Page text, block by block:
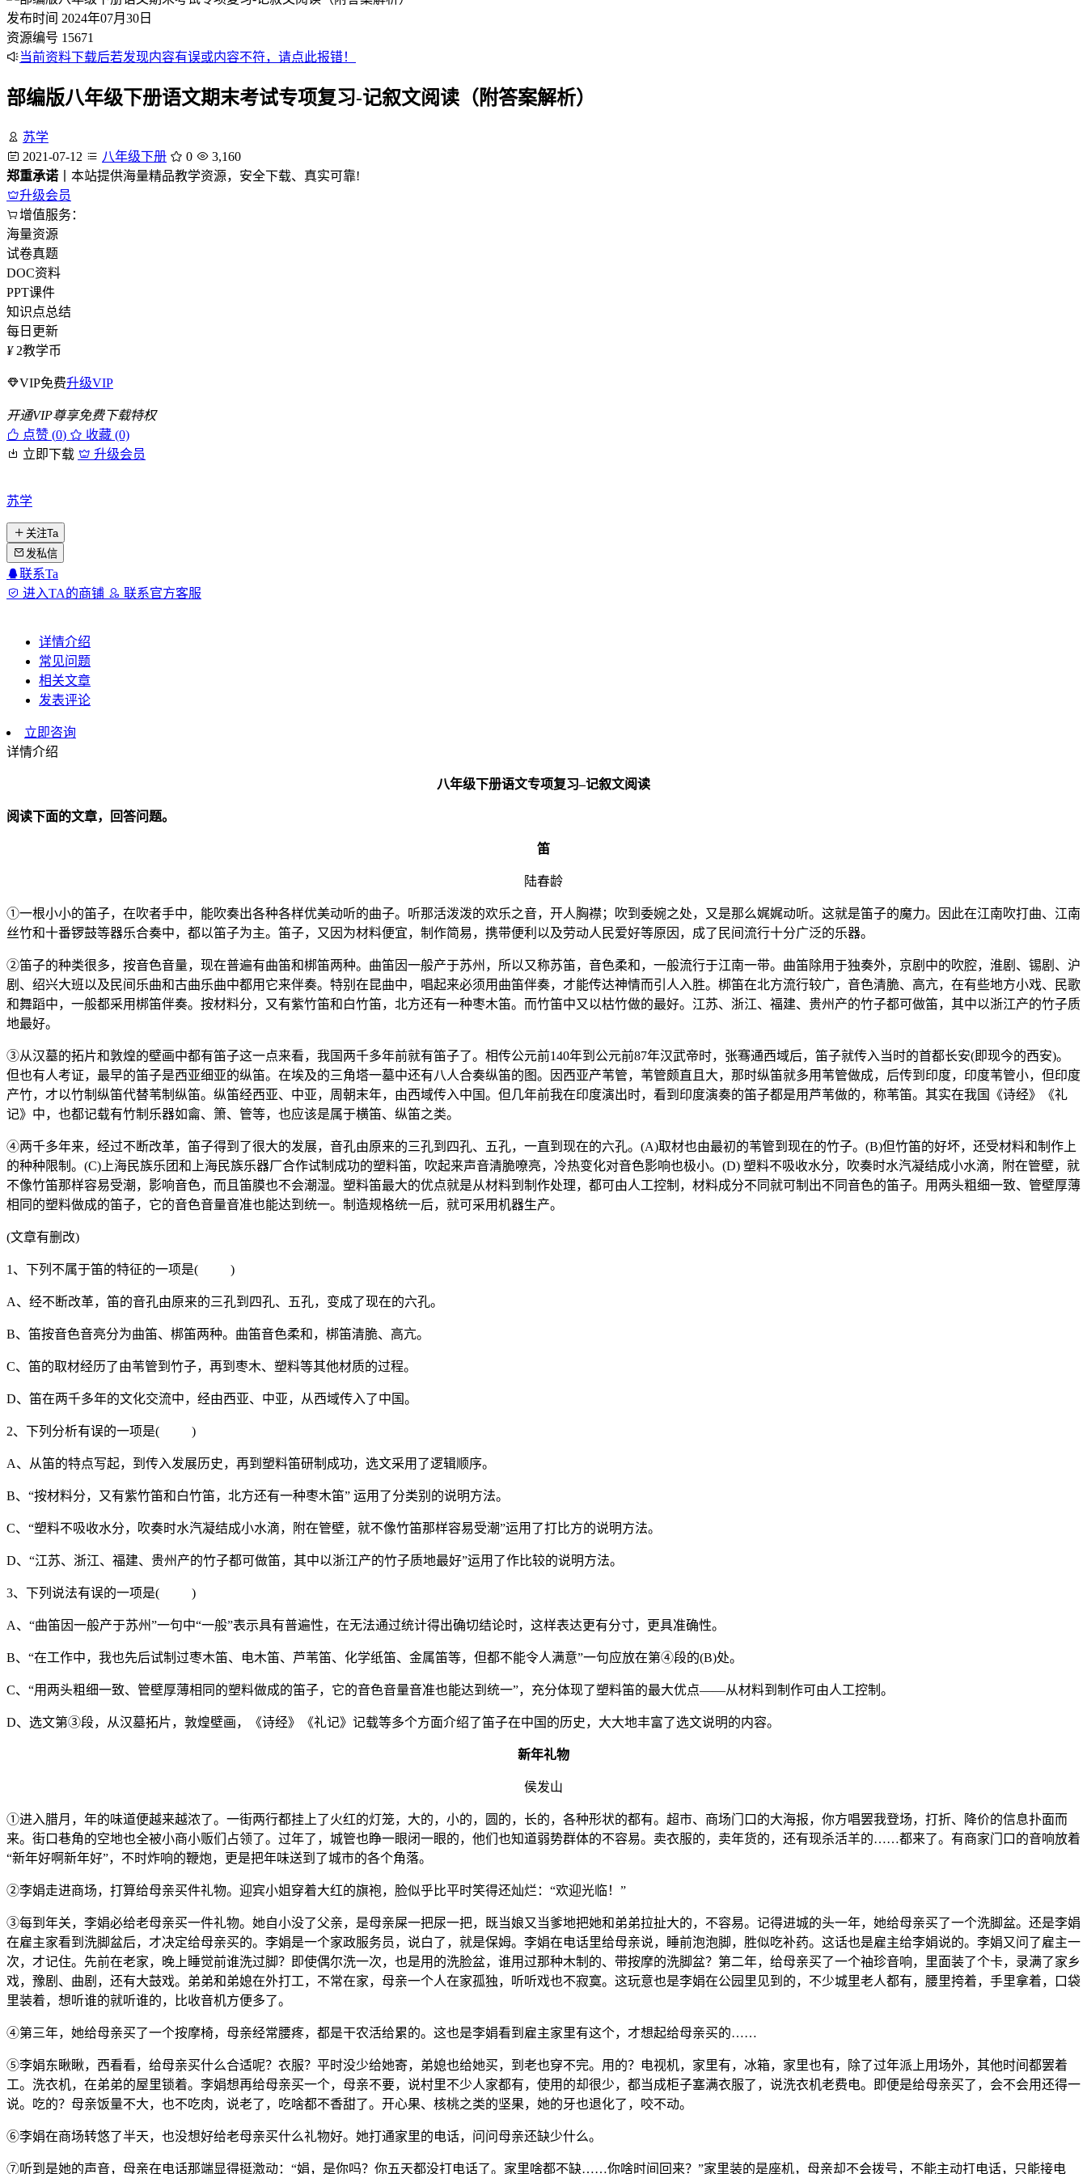
发布时间 2024年07月30日
资源编号 15671
当前资料下载后若发现内容有误或内容不符，请点此报错！
部编版八年级下册语文期末考试专项复习-记叙文阅读（附答案解析）
苏学
2021-07-12
八年级下册 0
3,160
郑重承诺 丨本站提供海量精品教学资源，安全下载、真实可靠!
升级会员
增值服务：
海量资源
试卷真题
DOC资料
PPT课件
知识点总结
每日更新
¥ 2教学币
VIP免费升级VIP
开通VIP尊享免费下载特权
点赞 (0)
收藏 (0)
立即下载
升级会员
苏学
关注Ta
发私信
联系Ta
进入TA的商铺
联系官方客服
详情介绍
常见问题
相关文章
发表评论
立即咨询
详情介绍
八年级下册语文专项复习–记叙文阅读
阅读下面的文章，回答问题。
笛
陆春龄
①一根小小的笛子，在吹者手中，能吹奏出各种各样优美动听的曲子。听那活泼泼的欢乐之音，开人胸襟；吹到委婉之处，又是那么娓娓动听。这就是笛子的魔力。因此在江南吹打曲、江南
丝竹和十番锣鼓等器乐合奏中，都以笛子为主。笛子，又因为材料便宜，制作简易，携带便利以及劳动人民爱好等原因，成了民间流行十分广泛的乐器。
②笛子的种类很多，按音色音量，现在普遍有曲笛和梆笛两种。曲笛因一般产于苏州，所以又称苏笛，音色柔和，一般流行于江南一带。曲笛除用于独奏外，京剧中的吹腔，淮剧、锡剧、沪
剧、绍兴大班以及民间乐曲和古曲乐曲中都用它来伴奏。特别在昆曲中，唱起来必须用曲笛伴奏，才能传达神情而引人入胜。梆笛在北方流行较广，音色清脆、高亢，在有些地方小戏、民歌
和舞蹈中，一般都采用梆笛伴奏。按材料分，又有紫竹笛和白竹笛，北方还有一种枣木笛。而竹笛中又以枯竹做的最好。江苏、浙江、福建、贵州产的竹子都可做笛，其中以浙江产的竹子质
地最好。
③从汉墓的拓片和敦煌的壁画中都有笛子这一点来看，我国两千多年前就有笛子了。相传公元前140年到公元前87年汉武帝时，张骞通西域后，笛子就传入当时的首都长安(即现今的西安)。
但也有人考证，最早的笛子是西亚细亚的纵笛。在埃及的三角塔一墓中还有八人合奏纵笛的图。因西亚产苇管，苇管颇直且大，那时纵笛就多用苇管做成，后传到印度，印度苇管小，但印度
产竹，才以竹制纵笛代替苇制纵笛。纵笛经西亚、中亚，周朝末年，由西域传入中国。但几年前我在印度演出时，看到印度演奏的笛子都是用芦苇做的，称苇笛。其实在我国《诗经》《礼
记》中，也都记载有竹制乐器如龠、箫、管等，也应该是属于横笛、纵笛之类。
④两千多年来，经过不断改革，笛子得到了很大的发展，音孔由原来的三孔到四孔、五孔，一直到现在的六孔。(A)取材也由最初的苇管到现在的竹子。(B)但竹笛的好坏，还受材料和制作上
的种种限制。(C)上海民族乐团和上海民族乐器厂合作试制成功的塑料笛，吹起来声音清脆嘹亮，冷热变化对音色影响也极小。(D) 塑料不吸收水分，吹奏时水汽凝结成小水滴，附在管壁，就
不像竹笛那样容易受潮，影响音色，而且笛膜也不会潮湿。塑料笛最大的优点就是从材料到制作处理，都可由人工控制，材料成分不同就可制出不同音色的笛子。用两头粗细一致、管壁厚薄
相同的塑料做成的笛子，它的音色音量音准也能达到统一。制造规格统一后，就可采用机器生产。
(文章有删改)
1、下列不属于笛的特征的一项是( )
A、经不断改革，笛的音孔由原来的三孔到四孔、五孔，变成了现在的六孔。
B、笛按音色音亮分为曲笛、梆笛两种。曲笛音色柔和，梆笛清脆、高亢。
C、笛的取材经历了由苇管到竹子，再到枣木、塑料等其他材质的过程。
D、笛在两千多年的文化交流中，经由西亚、中亚，从西域传入了中国。
2、下列分析有误的一项是( )
A、从笛的特点写起，到传入发展历史，再到塑料笛研制成功，选文采用了逻辑顺序。
B、“按材料分，又有紫竹笛和白竹笛，北方还有一种枣木笛” 运用了分类别的说明方法。
C、“塑料不吸收水分，吹奏时水汽凝结成小水滴，附在管壁，就不像竹笛那样容易受潮”运用了打比方的说明方法。
D、“江苏、浙江、福建、贵州产的竹子都可做笛，其中以浙江产的竹子质地最好”运用了作比较的说明方法。
3、下列说法有误的一项是( )
A、“曲笛因一般产于苏州”一句中“一般”表示具有普遍性，在无法通过统计得出确切结论时，这样表达更有分寸，更具准确性。
B、“在工作中，我也先后试制过枣木笛、电木笛、芦苇笛、化学纸笛、金属笛等，但都不能令人满意”一句应放在第④段的(B)处。
C、“用两头粗细一致、管壁厚薄相同的塑料做成的笛子，它的音色音量音准也能达到统一”，充分体现了塑料笛的最大优点——从材料到制作可由人工控制。
D、选文第③段，从汉墓拓片，敦煌壁画，《诗经》《礼记》记载等多个方面介绍了笛子在中国的历史，大大地丰富了选文说明的内容。
新年礼物
侯发山
①进入腊月，年的味道便越来越浓了。一街两行都挂上了火红的灯笼，大的，小的，圆的，长的，各种形状的都有。超市、商场门口的大海报，你方唱罢我登场，打折、降价的信息扑面而
来。街口巷角的空地也全被小商小贩们占领了。过年了，城管也睁一眼闭一眼的，他们也知道弱势群体的不容易。卖衣服的，卖年货的，还有现杀活羊的……都来了。有商家门口的音响放着
“新年好啊新年好”，不时炸响的鞭炮，更是把年味送到了城市的各个角落。
②李娟走进商场，打算给母亲买件礼物。迎宾小姐穿着大红的旗袍，脸似乎比平时笑得还灿烂：“欢迎光临！”
③每到年关，李娟必给老母亲买一件礼物。她自小没了父亲，是母亲屎一把尿一把，既当娘又当爹地把她和弟弟拉扯大的，不容易。记得进城的头一年，她给母亲买了一个洗脚盆。还是李娟
在雇主家看到洗脚盆后，才决定给母亲买的。李娟是一个家政服务员，说白了，就是保姆。李娟在电话里给母亲说，睡前泡泡脚，胜似吃补药。这话也是雇主给李娟说的。李娟又问了雇主一
次，才记住。先前在老家，晚上睡觉前谁洗过脚？即使偶尔洗一次，也是用的洗脸盆，谁用过那种木制的、带按摩的洗脚盆？第二年，给母亲买了一个袖珍音响，里面装了个卡，录满了家乡
戏，豫剧、曲剧，还有大鼓戏。弟弟和弟媳在外打工，不常在家，母亲一个人在家孤独，听听戏也不寂寞。这玩意也是李娟在公园里见到的，不少城里老人都有，腰里挎着，手里拿着，口袋
里装着，想听谁的就听谁的，比收音机方便多了。
④第三年，她给母亲买了一个按摩椅，母亲经常腰疼，都是干农活给累的。这也是李娟看到雇主家里有这个，才想起给母亲买的……
⑤李娟东瞅瞅，西看看，给母亲买什么合适呢？衣服？平时没少给她寄，弟媳也给她买，到老也穿不完。用的？电视机，家里有，冰箱，家里也有，除了过年派上用场外，其他时间都罢着
工。洗衣机，在弟弟的屋里锁着。李娟想再给母亲买一个，母亲不要，说村里不少人家都有，使用的却很少，都当成柜子塞满衣服了，说洗衣机老费电。即便是给母亲买了，会不会用还得一
说。吃的？母亲饭量不大，也不吃肉，说老了，吃啥都不香甜了。开心果、核桃之类的坚果，她的牙也退化了，咬不动。
⑥李娟在商场转悠了半天，也没想好给老母亲买什么礼物好。她打通家里的电话，问问母亲还缺少什么。
⑦听到是她的声音，母亲在电话那端显得挺激动：“娟，是你吗？你五天都没打电话了。家里啥都不缺……你啥时间回来？”家里装的是座机，母亲却不会拨号，不能主动打电话，只能接电